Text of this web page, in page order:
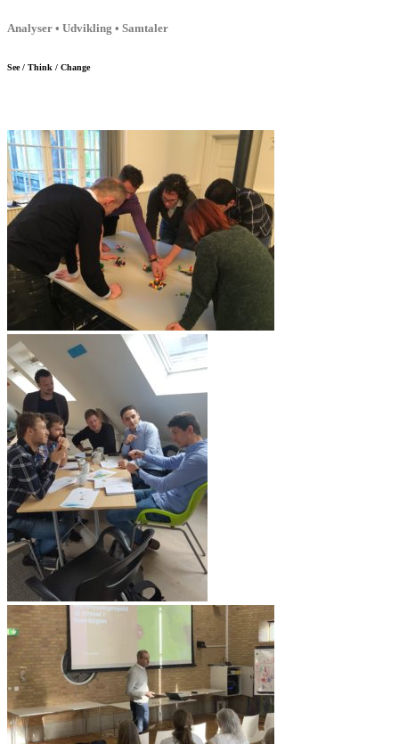
Analyser • Udvikling • Samtaler
See / Think / Change